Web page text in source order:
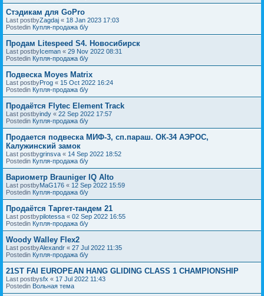
Стэдикам для GoPro
Last postbyZagdaj « 18 Jan 2023 17:03
Postedin Купля-продажа б/у
Продам Litespeed S4. Новосибирск
Last postbyIceman « 29 Nov 2022 08:31
Postedin Купля-продажа б/у
Подвеска Moyes Matrix
Last postbyProg « 15 Oct 2022 16:24
Postedin Купля-продажа б/у
Продаётся Flytec Element Track
Last postbyindy « 22 Sep 2022 17:57
Postedin Купля-продажа б/у
Продается подвеска МИФ-3, сп.параш. ОК-34 АЭРОС,
Калужинский замок
Last postbygrinsva « 14 Sep 2022 18:52
Postedin Купля-продажа б/у
Вариометр Brauniger IQ Alto
Last postbyMaG176 « 12 Sep 2022 15:59
Postedin Купля-продажа б/у
Продаётся Таргет-тандем 21
Last postbypilotessa « 02 Sep 2022 16:55
Postedin Купля-продажа б/у
Woody Walley Flex2
Last postbyAlexandr « 27 Jul 2022 11:35
Postedin Купля-продажа б/у
21ST FAI EUROPEAN HANG GLIDING CLASS 1 CHAMPIONSHIP
Last postbysfx « 17 Jul 2022 11:43
Postedin Вольная тема